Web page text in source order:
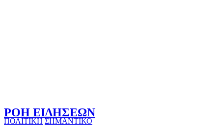
ΡΟΗ ΕΙΔΗΣΕΩΝ
ΠΟΛΙΤΙΚΗ ΣΗΜΑΝΤΙΚΟ